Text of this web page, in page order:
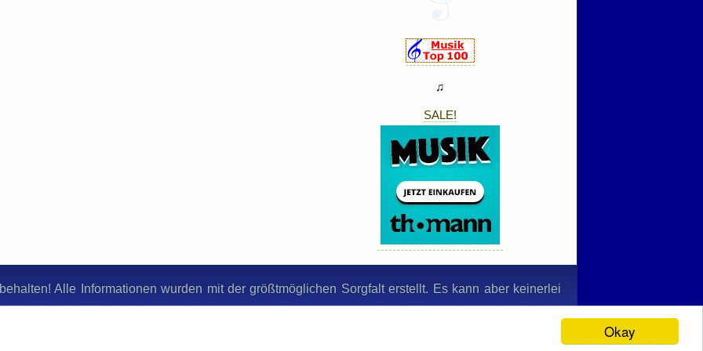
Okay
♫
SALE!
Alle Informationen wurden mit der größtmöglichen Sorgfalt erstellt. Es kann aber keinerlei
und Vollständigkeit der Informationen übernommen werden. Bildernachweis: © nabihaali